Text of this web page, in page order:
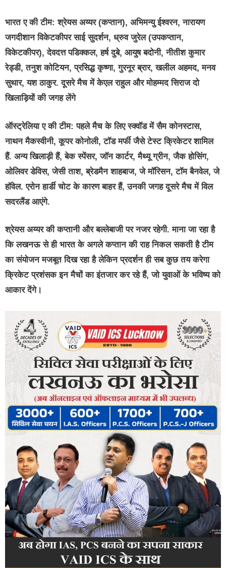
भारत ए की टीम: श्रेयस अय्यर (कप्तान), अभिमन्यु ईश्वरन, नारायण
जगदीशान विकेटकीपर साई सुदर्शन, ध्रुव जुरेल (उपकप्तान,
विकेटकीपर), देवदत्त पडिक्कल, हर्ष दुबे, आयुष बदोनी, नीतीश कुमार
रेड्डी, तनुश कोटियन, प्रसिद्ध कृष्णा, गुरनूर ब्रार, खलील अहमद, मनव
सुथार, यश ठाकुर. दूसरे मैच में केएल राहुल और मोहम्मद सिराज दो
खिलाड़ियों की जगह लेंगे
ऑस्ट्रेलिया ए की टीम: पहले मैच के लिए स्क्वॉड में सैम कोनस्टास,
नाथन मैकस्वीनी, कूपर कोनोली, टॉड मर्फी जैसे टेस्ट क्रिकेटर शामिल
हैं. अन्य खिलाड़ी हैं, बेक स्पेंसर, जॉन कार्टर, मैथ्यू ग्रीन, जैक होसिंग,
ओलिवर डेविस, जेसी ताश, ब्रेडमैन शाहबाज, जे मॉरिसन, टॉम बैनवेल, जे
हॉवेल. एरोन हार्डी चोट के कारण बाहर हैं, उनकी जगह दूसरे मैच में विल
सदरलैंड आएंगे.
श्रेयस अय्यर की कप्तानी और बल्लेबाजी पर नजर रहेगी. माना जा रहा है
कि लखनऊ से ही भारत के अगले कप्तान की राह निकल सकती है टीम
का संयोजन मजबूत दिख रहा है लेकिन प्रदर्शन ही सब कुछ तय करेगा
क्रिकेट प्रशंसक इन मैचों का इंतजार कर रहे हैं, जो युवाओं के भविष्य को
आकार देंगे।